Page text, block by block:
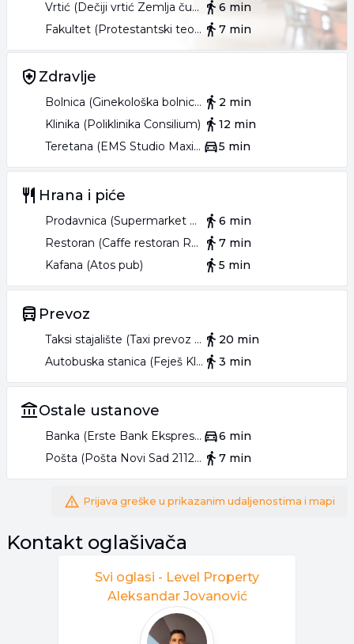
Tucovića 1, lokal broj 3, tel:
021/24-0**-** (prikaži broj).
Vrtić (Dečiji vrtić Zemlja čuda)
6 min
Fakultet (Protestantski teološki fakultet)
7 min
Zdravlje
Bolnica (Ginekološka bolnica Ferona)
2 min
Klinika (Poliklinika Consilium)
12 min
Teretana (EMS Studio Maxifit)
5 min
Hrana i piće
Prodavnica (Supermarket Univerexport)
6 min
Restoran (Caffe restoran Rosetto)
7 min
Kafana (Atos pub)
5 min
Prevoz
Taksi stajalište (Taxi prevoz Novi Sad)
20 min
Autobuska stanica (Feješ Klare - Pravoslavna crkva)
3 min
Ostale ustanove
Banka (Erste Bank Ekspres ekspozitura)
6 min
Pošta (Pošta Novi Sad 21124)
7 min
Prijava greške u prikazanim udaljenostima i mapi
Kontakt oglašivača
Svi oglasi - Level Property
Aleksandar Jovanović